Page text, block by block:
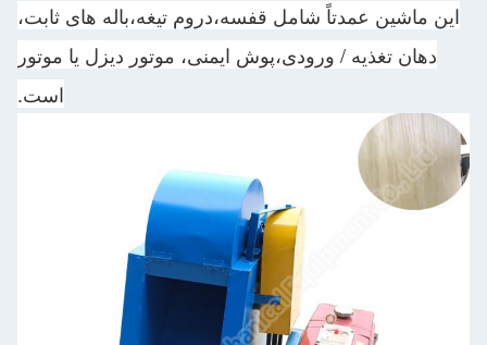
این ماشین عمدتاً شامل قفسه،دروم تیغه،باله های ثابت،
دهان تغذیه / ورودی،پوش ایمنی، موتور دیزل یا موتور
است.